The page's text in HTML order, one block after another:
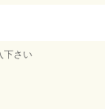
下さい